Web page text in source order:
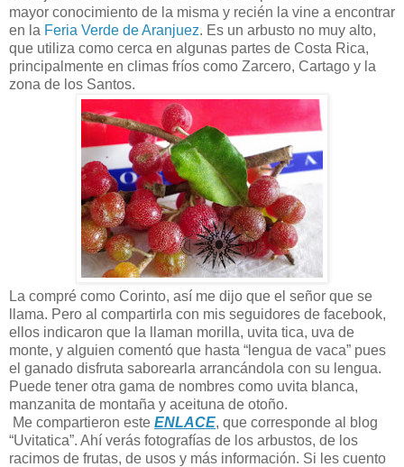
mayor conocimiento de la misma y recién la vine a encontrar
en la Feria Verde de Aranjuez. Es un arbusto no muy alto,
que utiliza como cerca en algunas partes de Costa Rica,
principalmente en climas fríos como Zarcero, Cartago y la
zona de los Santos.
La compré como Corinto, así me dijo que el señor que se
llama. Pero al compartirla con mis seguidores de facebook,
ellos indicaron que la llaman morilla, uvita tica, uva de
monte, y alguien comentó que hasta “lengua de vaca” pues
el ganado disfruta saborearla arrancándola con su lengua.
Puede tener otra gama de nombres como uvita blanca,
manzanita de montaña y aceituna de otoño.
Me compartieron este ENLACE, que corresponde al blog
“Uvitatica”. Ahí verás fotografías de los arbustos, de los
racimos de frutas, de usos y más información. Si les cuento